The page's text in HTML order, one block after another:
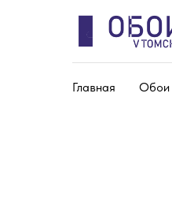
Главная Обои